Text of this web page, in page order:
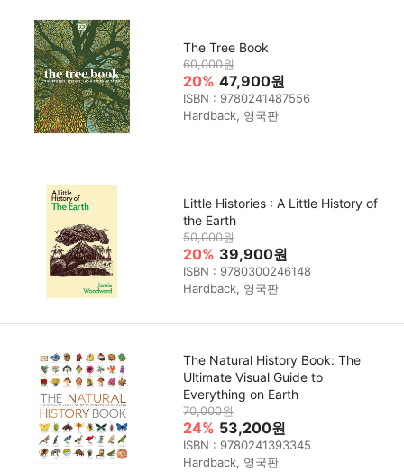
The Tree Book
60,000원
20% 47,900원
ISBN : 9780241487556
Hardback, 영국판
Little Histories : A Little History of
the Earth
50,000원
20% 39,900원
ISBN : 9780300246148
Hardback, 영국판
The Natural History Book: The
Ultimate Visual Guide to
Everything on Earth
70,000원
24% 53,200원
ISBN : 9780241393345
Hardback, 영국판